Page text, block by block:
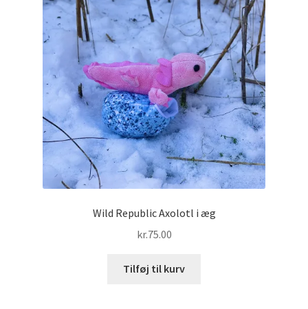
Wild Republic Axolotl i æg
kr.75.00
Tilføj til kurv